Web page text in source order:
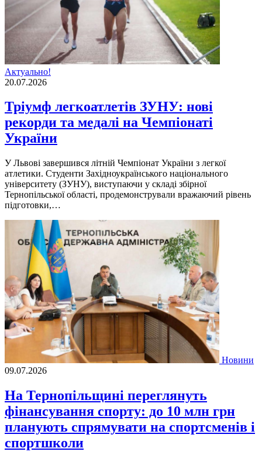
Актуально!
20.07.2026
Тріумф легкоатлетів ЗУНУ: нові
рекорди та медалі на Чемпіонаті
України
У Львові завершився літній Чемпіонат України з легкої
атлетики. Студенти Західноукраїнського національного
університету (ЗУНУ), виступаючи у складі збірної
Тернопільської області, продемонстрували вражаючий рівень
підготовки,…
Новини
09.07.2026
На Тернопільщині переглянуть
фінансування спорту: до 10 млн грн
планують спрямувати на спортсменів і
спортшколи